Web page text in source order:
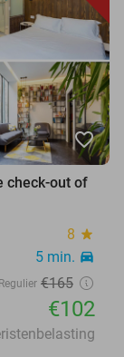
favorite_border
check-out of
8 star
5 min. directions_car
Regulier €165
€102